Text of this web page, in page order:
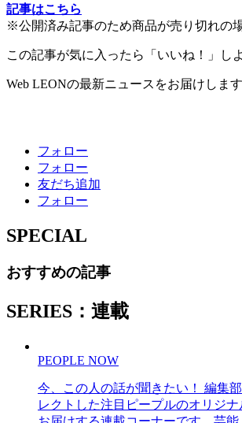
記事はこちら
※公開済み記事のため商品が売り切れの
この記事が気に入ったら「いいね！」し
Web LEONの最新ニュースをお届けします
フォロー
フォロー
友だち追加
フォロー
SPECIAL
おすすめの記事
SERIES：連載
PEOPLE NOW
今、この人の話が聞きたい！ 編集
レクトした注目ピープルのオリジ